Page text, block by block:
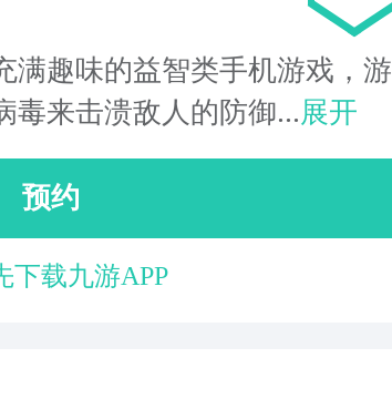
满趣味的益智类手机游戏，游
毒来击溃敌人的防御...展开
预约
下载九游APP